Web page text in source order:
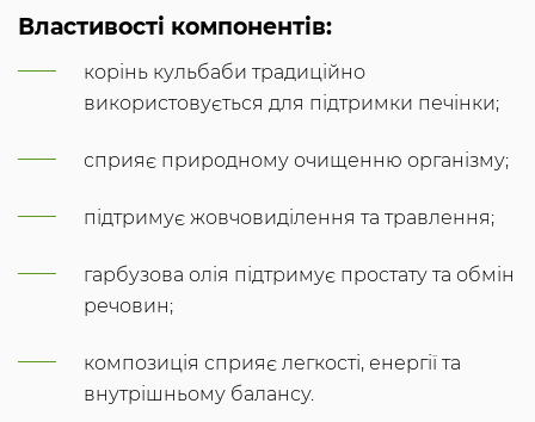
Властивості компонентів:
корінь кульбаби традиційно
використовується для підтримки печінки;
сприяє природному очищенню організму;
підтримує жовчовиділення та травлення;
гарбузова олія підтримує простату та обмін
речовин;
композиція сприяє легкості, енергії та
внутрішньому балансу.